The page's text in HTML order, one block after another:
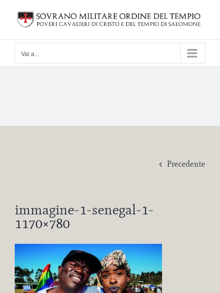
contenuto
Vai a...
Precedente
immagine-1-senegal-1-
1170×780